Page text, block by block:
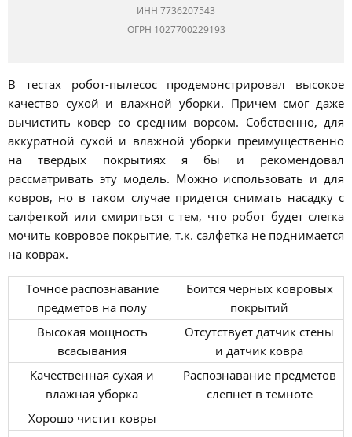
ИНН 7736207543
ОГРН 1027700229193
В тестах робот-пылесос продемонстрировал высокое
качество сухой и влажной уборки. Причем смог даже
вычистить ковер со средним ворсом. Собственно, для
аккуратной сухой и влажной уборки преимущественно
на твердых покрытиях я бы и рекомендовал
рассматривать эту модель. Можно использовать и для
ковров, но в таком случае придется снимать насадку с
салфеткой или смириться с тем, что робот будет слегка
мочить ковровое покрытие, т.к. салфетка не поднимается
на коврах.
Точное распознавание
предметов на полу
Боится черных ковровых
покрытий
Высокая мощность
всасывания
Отсутствует датчик стены
и датчик ковра
Качественная сухая и
влажная уборка
Распознавание предметов
слепнет в темноте
Хорошо чистит ковры